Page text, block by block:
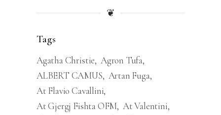
❦
Tags
Agatha Christie Agron Tufa
ALBERT CAMUS Artan Fuga
At Flavio Cavallini
At Gjergj Fishta OFM At Valentini